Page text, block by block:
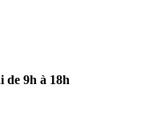
de 9h à 18h